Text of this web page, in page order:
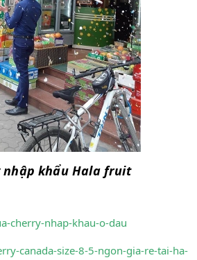
nhập khẩu Hala fruit
cherry-nhap-khau-o-dau
canada-size-8-5-ngon-gia-re-tai-ha-